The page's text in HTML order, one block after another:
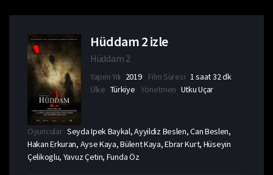
Hüddam 2 izle
Hüddam 2
Yapım Yılı 2019 Film Süresi 1 saat 32 dk
Ülke Türkiye Yönetmen Utku Uçar
Oyuncular Seyda Ipek Baykal, Ayyildiz Beslen, Can Beslen,
Hakan Erkuran, Ayse Kaya, Bülent Kaya, Ebrar Kurt, Hüseyin
Çelikoglu, Yavuz Çetin, Funda Öz